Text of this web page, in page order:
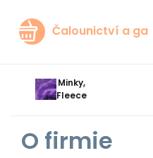
Čalounictví a ga
Minky,
Fleece
O firmie